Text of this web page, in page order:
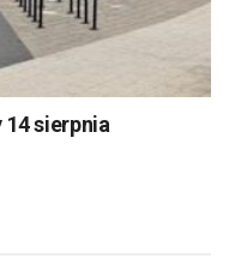
sierpnia